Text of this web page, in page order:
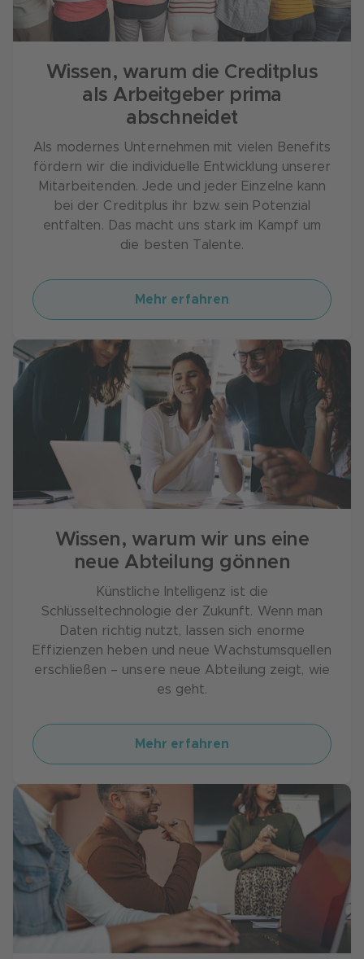
Wissen, warum die Creditplus
als Arbeitgeber prima
abschneidet
Als modernes Unternehmen mit vielen Benefits
fördern wir die individuelle Entwicklung unserer
Mitarbeitenden. Jede und jeder Einzelne kann
bei der Creditplus ihr bzw. sein Potenzial
entfalten. Das macht uns stark im Kampf um
die besten Talente.
Mehr erfahren
Wissen, warum wir uns eine
neue Abteilung gönnen
Künstliche Intelligenz ist die
Schlüsseltechnologie der Zukunft. Wenn man
Daten richtig nutzt, lassen sich enorme
Effizienzen heben und neue Wachstumsquellen
erschließen – unsere neue Abteilung zeigt, wie
es geht.
Mehr erfahren